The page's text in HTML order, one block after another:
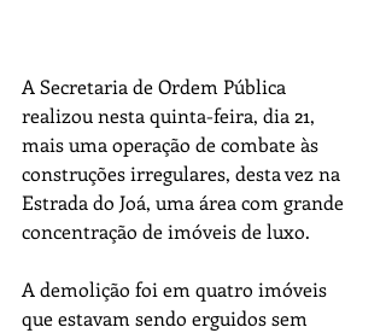
A Secretaria de Ordem Pública
realizou nesta quinta-feira, dia 21,
mais uma operação de combate às
construções irregulares, desta vez na
Estrada do Joá, uma área com grande
concentração de imóveis de luxo.
A demolição foi em quatro imóveis
que estavam sendo erguidos sem